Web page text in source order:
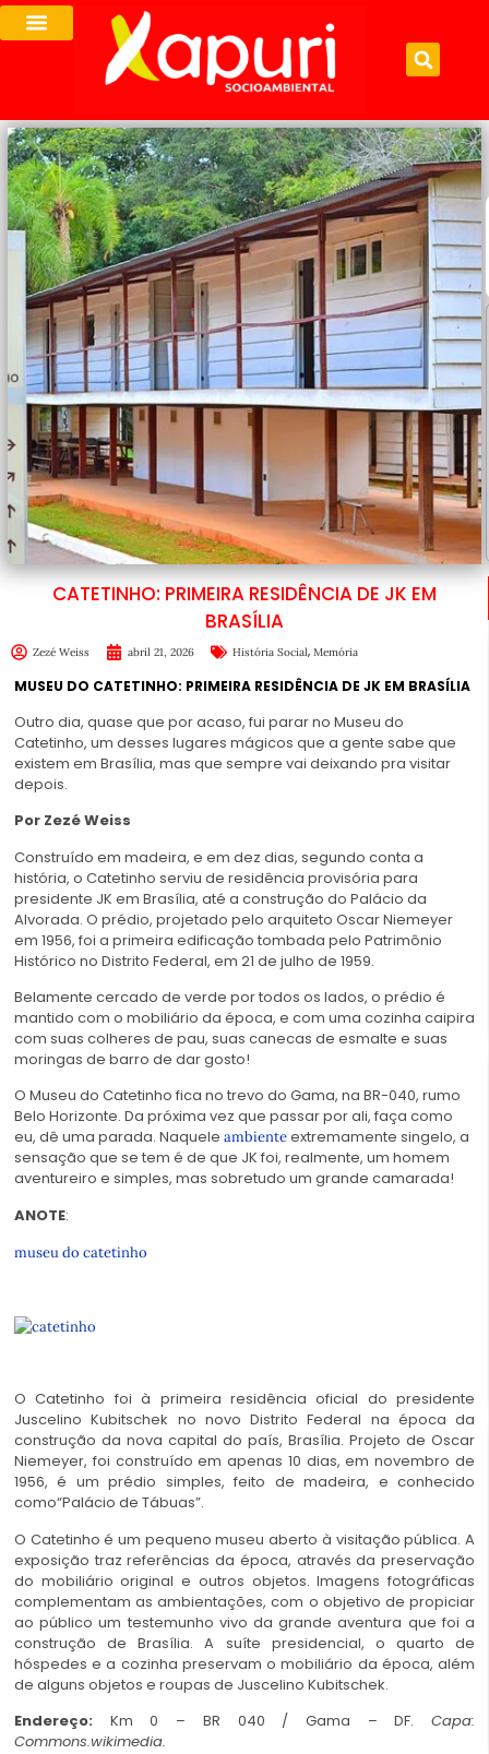
CATETINHO: PRIMEIRA RESIDÊNCIA DE JK EM
BRASÍLIA
Zezé Weiss abril 21, 2026 História Social, Memória
MUSEU DO CATETINHO: PRIMEIRA RESIDÊNCIA DE JK EM BRASÍLIA
Outro dia, quase que por acaso, fui parar no Museu do
Catetinho, um desses lugares mágicos que a gente sabe que
existem em Brasília, mas que sempre vai deixando pra visitar
depois.
Por Zezé Weiss
Construído em madeira, e em dez dias, segundo conta a
história, o Catetinho serviu de residência provisória para
presidente JK em Brasília, até a construção do Palácio da
Alvorada. O prédio, projetado pelo arquiteto Oscar Niemeyer
em 1956, foi a primeira edificação tombada pelo Patrimônio
Histórico no Distrito Federal, em 21 de julho de 1959.
Belamente cercado de verde por todos os lados, o prédio é
mantido com o mobiliário da época, e com uma cozinha caipira
com suas colheres de pau, suas canecas de esmalte e suas
moringas de barro de dar gosto!
O Museu do Catetinho fica no trevo do Gama, na BR-040, rumo
Belo Horizonte. Da próxima vez que passar por ali, faça como
eu, dê uma parada. Naquele ambienteextremamente singelo, a
sensação que se tem é de que JK foi, realmente, um homem
aventureiro e simples, mas sobretudo um grande camarada!
ANOTE:
museu do catetinho
O Catetinho foi à primeira residência oficial do presidente
Juscelino Kubitschek no novo Distrito Federal na época da
construção da nova capital do país, Brasília. Projeto de Oscar
Niemeyer, foi construído em apenas 10 dias, em novembro de
1956, é um prédio simples, feito de madeira, e conhecido
como“Palácio de Tábuas”.
O Catetinho é um pequeno museu aberto à visitação pública. A
exposição traz referências da época, através da preservação
do mobiliário original e outros objetos. Imagens fotográficas
complementam as ambientações, com o objetivo de propiciar
ao público um testemunho vivo da grande aventura que foi a
construção de Brasília. A suíte presidencial, o quarto de
hóspedes e a cozinha preservam o mobiliário da época, além
de alguns objetos e roupas de Juscelino Kubitschek.
Endereço: Km 0 – BR 040 / Gama – DF. Capa:
Commons.wikimedia.